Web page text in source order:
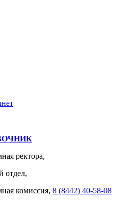
ректора,
комиссия, 8 (8442) 40-58-08